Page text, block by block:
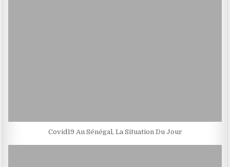
Covid19 Au Sénégal, La Situation Du Jour